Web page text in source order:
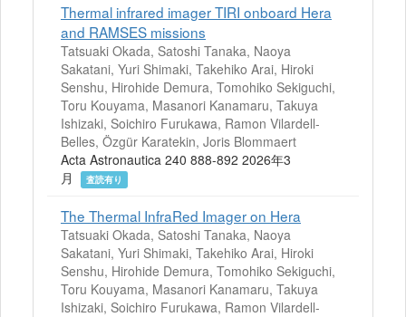
Thermal infrared imager TIRI onboard Hera
and RAMSES missions
Tatsuaki Okada, Satoshi Tanaka, Naoya
Sakatani, Yuri Shimaki, Takehiko Arai, Hiroki
Senshu, Hirohide Demura, Tomohiko Sekiguchi,
Toru Kouyama, Masanori Kanamaru, Takuya
Ishizaki, Soichiro Furukawa, Ramon Vilardell-
Belles, Özgür Karatekin, Joris Blommaert
Acta Astronautica 240 888-892 2026年3
月
査読有り
The Thermal InfraRed Imager on Hera
Tatsuaki Okada, Satoshi Tanaka, Naoya
Sakatani, Yuri Shimaki, Takehiko Arai, Hiroki
Senshu, Hirohide Demura, Tomohiko Sekiguchi,
Toru Kouyama, Masanori Kanamaru, Takuya
Ishizaki, Soichiro Furukawa, Ramon Vilardell-